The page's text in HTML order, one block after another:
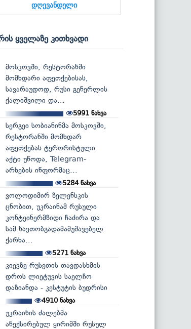
დღევანდელი
ყველაზე კითხვადი
მოსკოვში, რესტორანში
მომხდარი აფეთქებისას,
სავარაუდოდ, რუსი გენერლის
ქალიშვილი და...
5991 ნახვა
სერგეი სობიანინმა მოსკოვში,
რესტორანში მომხდარ
აფეთქებას ტერორისტული
აქტი უწოდა, Telegram-
არხების ინფორმაც...
5284ნახვა
ვოლოდიმირ ზელენსკის
ცნობით, უკრაინამ რუსული
კონტეინერმზიდი ჩაძირა და
სამ ნავთობგადამამუშავებელ
ქარხა...
5271ნახვა
კიევზე რუსეთის თავდასხმის
დროს ლიეტუვის საელჩო
დაზიანდა - კესტუტის ბუდრისი
4910ნახვა
უკრაინის ძალებმა
ანექსირებულ ყირიმში რუსულ